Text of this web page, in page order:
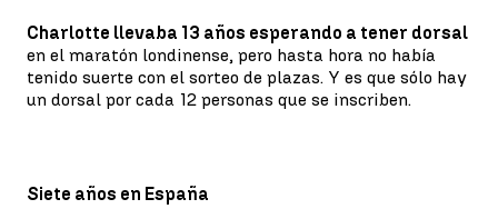
Charlotte llevaba 13 años esperando a tener dorsal
en el maratón londinense, pero hasta hora no había
tenido suerte con el sorteo de plazas. Y es que sólo hay
un dorsal por cada 12 personas que se inscriben.
Siete años en España